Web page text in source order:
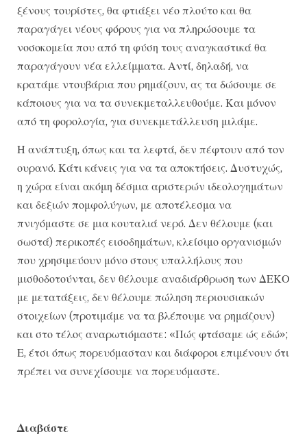
ξένους τουρίστες, θα φτιάξει νέο πλούτο και θα
παραγάγει νέους φόρους για να πληρώσουμε τα
νοσοκομεία που από τη φύση τους αναγκαστικά θα
παραγάγουν νέα ελλείμματα. Αντί, δηλαδή, να
κρατάμε ντουβάρια που ρημάζουν, ας τα δώσουμε σε
κάποιους για να τα συνεκμεταλλευθούμε. Και μόνον
από τη φορολογία, για συνεκμετάλλευση μιλάμε.
Η ανάπτυξη, όπως και τα λεφτά, δεν πέφτουν από τον
ουρανό. Κάτι κάνεις για να τα αποκτήσεις. Δυστυχώς,
η χώρα είναι ακόμη δέσμια αριστερών ιδεολογημάτων
και δεξιών πομφολύγων, με αποτέλεσμα να
πνιγόμαστε σε μια κουταλιά νερό. Δεν θέλουμε (και
σωστά) περικοπές εισοδημάτων, κλείσιμο οργανισμών
που χρησιμεύουν μόνο στους υπαλλήλους που
μισθοδοτούνται, δεν θέλουμε αναδιάρθρωση των ΔΕΚΟ
με μετατάξεις, δεν θέλουμε πώληση περιουσιακών
στοιχείων (προτιμάμε να τα βλέπουμε να ρημάζουν)
και στο τέλος αναρωτιόμαστε: «Πώς φτάσαμε ώς εδώ»;
Ε, έτσι όπως πορευόμασταν και διάφοροι επιμένουν ότι
πρέπει να συνεχίσουμε να πορευόμαστε.
Διαβάστε